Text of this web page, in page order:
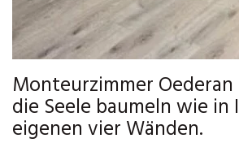
Monteurzimmer Oederan
die Seele baumeln wie in
eigenen vier Wänden.